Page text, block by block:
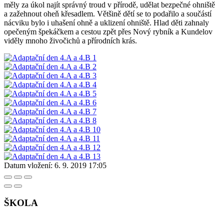
měly za úkol najít správný troud v přírodě, udělat bezpečné ohniště
a zažehnout oheň křesadlem. Většině dětí se to podařilo a součástí
nácviku bylo i uhašení ohně a uklizení ohniště. Hlad děti zahnaly
opečeným špekáčkem a cestou zpět přes Nový rybník a Kundelov
viděly mnoho živočichů a přírodních krás.
Datum vložení: 6. 9. 2019 17:05
ŠKOLA